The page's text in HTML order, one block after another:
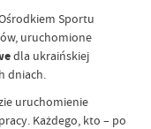
Sportu
uruchomione
dla ukraińskiej
dniach.
uruchomienie
Każdego, kto – po